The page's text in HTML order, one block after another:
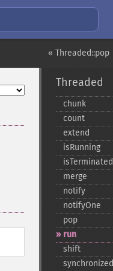
« Threaded::pop
Threaded
chunk
count
extend
isRunning
isTerminated
merge
notify
notifyOne
pop
run
shift
synchronized